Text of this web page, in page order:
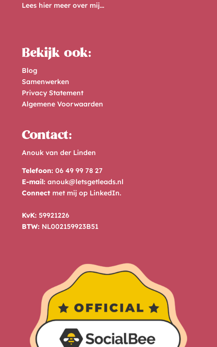
:Lees hier meer over mij...
Bekijk ook:
Blog
Samenwerken
Privacy Statement
Algemene Voorwaarden
Contact:
Anouk van der Linden
Telefoon: 06 49 99 78 27
E-mail: anouk@letsgetleads.nl
Connectmet mij op LinkedIn.
KvK: 59921226
BTW: NL002159923B51